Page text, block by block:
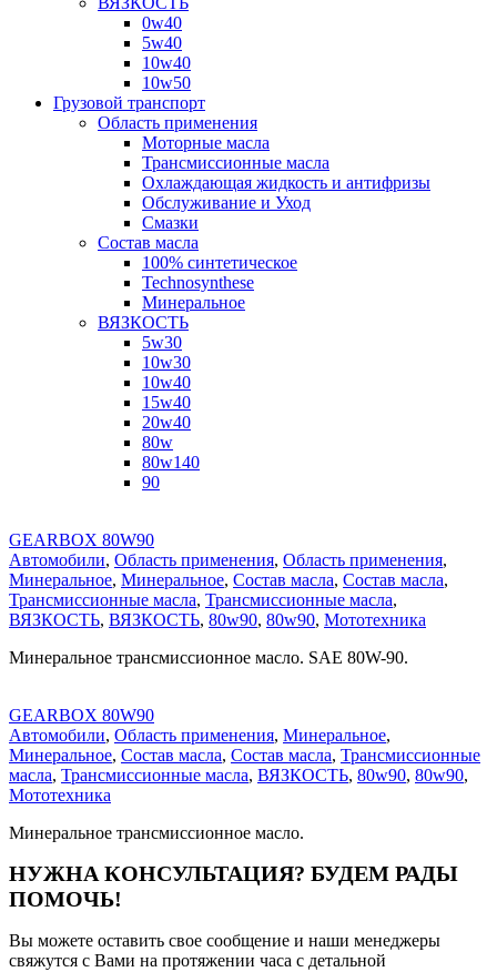
0w40
5w40
10w40
10w50
Грузовой транспорт
Область применения
Моторные масла
Трансмиссионные масла
Охлаждающая жидкость и антифризы
Обслуживание и Уход
Смазки
Состав масла
100% синтетическое
Technosynthese
Минеральное
ВЯЗКОСТЬ
5w30
10w30
10w40
15w40
20w40
80w
80w140
90
GEARBOX 80W90
Автомобили, Область применения, Область применения,
Минеральное, Минеральное, Состав масла, Состав масла,
Трансмиссионные масла, Трансмиссионные масла,
ВЯЗКОСТЬ, ВЯЗКОСТЬ, 80w90, 80w90, Мототехника
Минеральное трансмиссионное масло. SAE 80W-90.
GEARBOX 80W90
Автомобили, Область применения, Минеральное,
Минеральное, Состав масла, Состав масла, Трансмиссионные
масла, Трансмиссионные масла, ВЯЗКОСТЬ, 80w90, 80w90,
Мототехника
Минеральное трансмиссионное масло.
НУЖНА КОНСУЛЬТАЦИЯ? БУДЕМ РАДЫ
ПОМОЧЬ!
Вы можете оставить свое сообщение и наши менеджеры
свяжутся с Вами на протяжении часа с детальной